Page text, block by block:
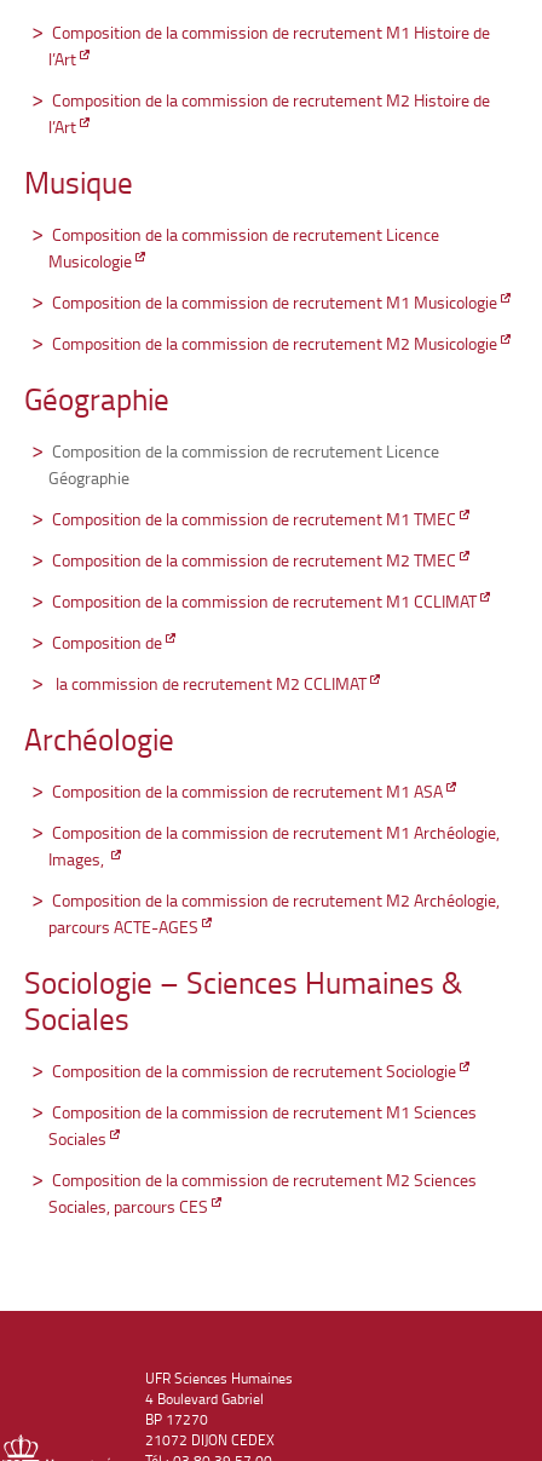
Composition de la commission de recrutement M1 Histoire de
l’Art
Composition de la commission de recrutement M2 Histoire de
l’Art
Musique
Composition de la commission de recrutement Licence
Musicologie
Composition de la commission de recrutement M1 Musicologie
Composition de la commission de recrutement M2 Musicologie
Géographie
Composition de la commission de recrutement Licence
Géographie
Composition de la commission de recrutement M1 TMEC
Composition de la commission de recrutement M2 TMEC
Composition de la commission de recrutement M1 CCLIMAT
Composition de
la commission de recrutement M2 CCLIMAT
Archéologie
Composition de la commission de recrutement M1 ASA
Composition de la commission de recrutement M1 Archéologie,
Images,
Composition de la commission de recrutement M2 Archéologie,
parcours ACTE-AGES
Sociologie – Sciences Humaines &
Sociales
Composition de la commission de recrutement Sociologie
Composition de la commission de recrutement M1 Sciences
Sociales
Composition de la commission de recrutement M2 Sciences
Sociales, parcours CES
UFR Sciences Humaines
4 Boulevard Gabriel
BP 17270
21072 DIJON CEDEX